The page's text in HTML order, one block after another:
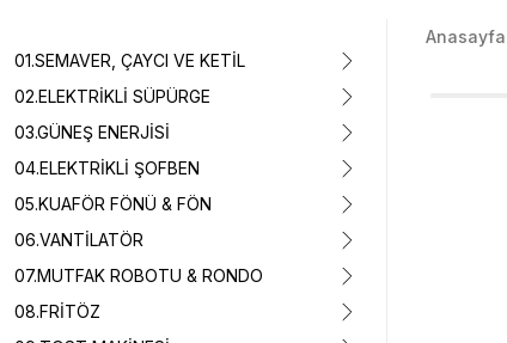
01.SEMAVER, ÇAYCI VE KETİL
02.ELEKTRİKLİ SÜPÜRGE
03.GÜNEŞ ENERJİSİ
04.ELEKTRİKLİ ŞOFBEN
05.KUAFÖR FÖNÜ & FÖN
06.VANTİLATÖR
07.MUTFAK ROBOTU & RONDO
08.FRİTÖZ
Anasayfa